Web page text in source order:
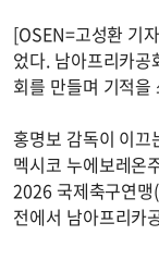
[OSEN=고성환 기
었다. 남아프리카
회를 만들며 기적
홍명보 감독이 이
멕시코 누에보레온
2026 국제축구연
전에서 남아프리카